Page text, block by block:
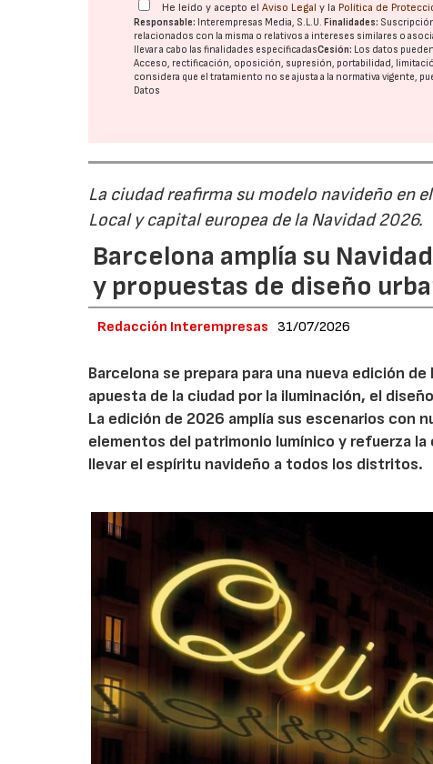
He leído y acepto elAviso Legal y la Política de
Responsable: Interempresas Media, S.L.U. Finalidades:
relacionados con la misma o relativos a intereses similares o
llevar a cabo las finalidades especificadasCesión: Los datos
Acceso, rectificación, oposición, supresión, portabilidad,
considera que el tratamiento no se ajusta a la normativa vigente,
Datos
La ciudad reafirma su modelo navideño en
Local y capital europea de la Navidad 2026.
Barcelona amplía su
y propuestas de diseño
Redacción Interempresas 31/07/2026
Barcelona se prepara para una nueva edición
apuesta de la ciudad por la iluminación, el
La edición de 2026 amplía sus escenarios con
elementos del patrimonio lumínico y refuerza
llevar el espíritu navideño a todos los distritos.